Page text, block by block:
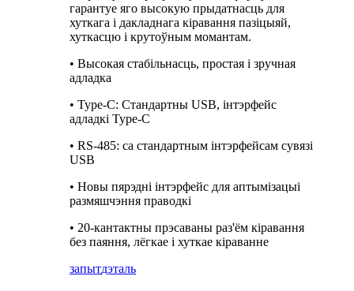
гарантуе яго высокую прыдатнасць для
хуткага і дакладнага кіравання пазіцыяй,
хуткасцю і крутоўным момантам.
• Высокая стабільнасць, простая і зручная
адладка
• Type-C: Стандартны USB, інтэрфейс
адладкі Type-C
• RS-485: са стандартным інтэрфейсам сувязі
USB
• Новы пярэдні інтэрфейс для аптымізацыі
размяшчэння праводкі
• 20-кантактны прэсаваны раз'ём кіравання
без паяння, лёгкае і хуткае кіраванне
запытдэталь